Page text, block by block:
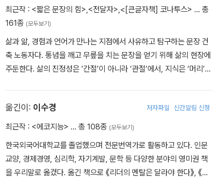
을 뒤흔들었다. 전 세계에서 300만 부 이상 팔린 이 책은 오늘날 리
더십 분야의 고전으로 자리 잡았고, 그는 이후 30권이 넘는 책을 출
사상가로도 활동 중인 그는 CNN, CNBC 등 주요 미디어에서도 에
너지 솔루션을 소개하며 리더, 마케팅 전문가, 운동선수에 이르기까
지 수만 명의 삶에 기적 같은 터닝 포인트를 선사했다. 미국 최고의 동
프로그램(PEP: 포지티브 에너지 프로그램The Positive Energy P
rogram)으로 긍정적인 에너지를 전파하는 프로젝트를 벌이고 있다.
그에 대한 더 많은 정보는 jongordon.com에서 확인할 수 있다.
최근작 : <짧은 문장의 힘> <전달자> <[큰글자책] 코나투스> … 총
161종 (모두보기)
삶과 앎, 경험과 언어가 만나는 지점에서 사유하고 탐구하는 문장 건
축 노동자다. 통념을 깨고 무릎을 치는 문장을 얻기 위해 삶의 현장에
주둔한다. 삶의 진정성은 ‘간절’이 아니라 ‘관절’에서, 지식은 ‘머리’가
은 경험에서 출발하고, 독서와 인간관계 속에서 넓어지며, 사유의 불
길을 통과해 언어로 벼려질 때 비로소 강렬한 힘을 얻는다. 이는 단순
이다. 누구든 자신만의 문장을 풀무질할 수 있도록 다양한 경로로 생
각과 경험을 다듬는 법을 이 책에 담았다. 대체 불가능한 원본으로 살
아가려는 《코나투스》를 비롯, 지금까지 100권이 넘는 책을 저술하거
옮긴이: 이수경 저자파일 신간알림 신청
최근작 : <에코지능> … 총 108종 (모두보기)
한국외국어대학교를 졸업했으며 전문번역가로 활동하고 있다. 인문
교양, 경제경영, 심리학, 자기계발, 문학 등 다양한 분야의 영미권 책
을 우리말로 옮겼다. 옮긴 책으로 《리더의 멘탈은 달라야 한다》, 《어